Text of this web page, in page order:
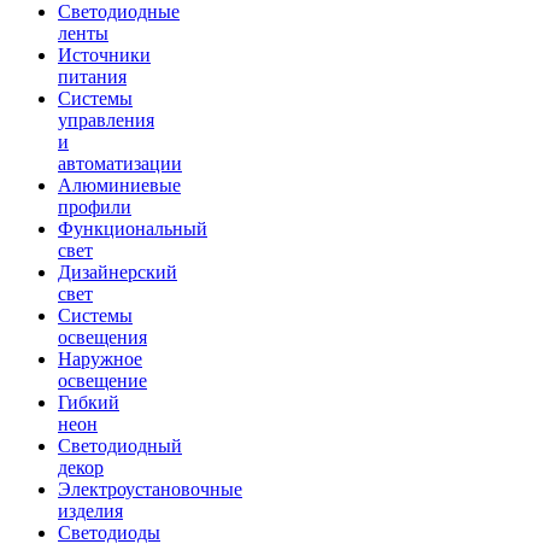
Светодиодные
ленты
Источники
питания
Системы
управления
и
автоматизации
Алюминиевые
профили
Функциональный
свет
Дизайнерский
свет
Системы
освещения
Наружное
освещение
Гибкий
неон
Светодиодный
декор
Электроустановочные
изделия
Светодиоды